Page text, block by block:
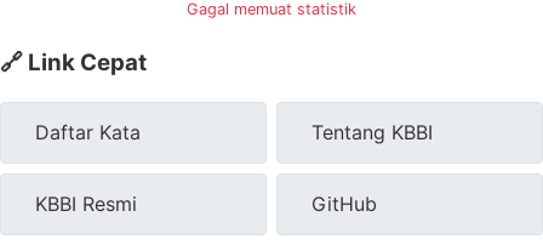
Gagal memuat statistik
🔗 Link Cepat
Daftar Kata Tentang KBBI
KBBI Resmi GitHub